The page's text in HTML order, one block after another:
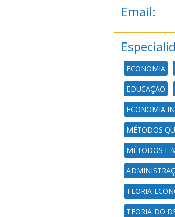
Email:
ECONOMIA
EDUCAÇÃO
ECONOMIA
MÉTODOS
MÉTODOS E
TEORIA
TEORIA DO